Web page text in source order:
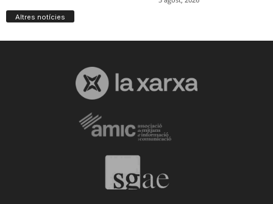
Altres notícies